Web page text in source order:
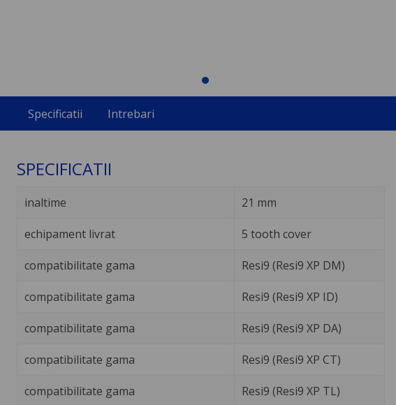
Specificatii Intrebari
SPECIFICATII
inaltime 21 mm
echipament livrat 5 tooth cover
compatibilitate gama Resi9 (Resi9 XP DM)
compatibilitate gama Resi9 (Resi9 XP ID)
compatibilitate gama Resi9 (Resi9 XP DA)
compatibilitate gama Resi9 (Resi9 XP CT)
compatibilitate gama Resi9 (Resi9 XP TL)